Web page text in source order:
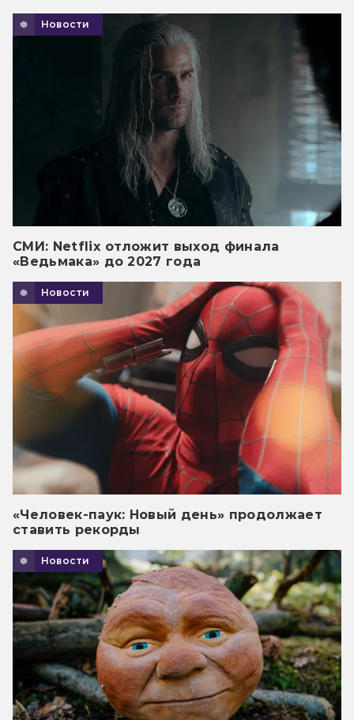
Новости
СМИ: Netflix отложит выход финала
«Ведьмака» до 2027 года
Новости
«Человек-паук: Новый день» продолжает
ставить рекорды
Новости